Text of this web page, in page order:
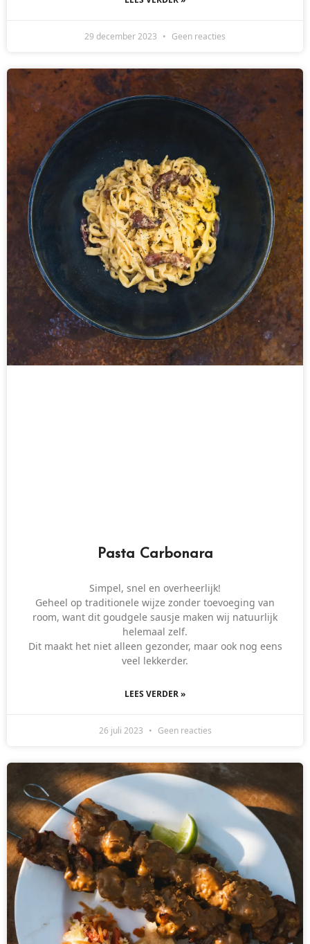
29 december 2023 Geen reacties
Pasta Carbonara
Simpel, snel en overheerlijk!
Geheel op traditionele wijze zonder toevoeging van
room, want dit goudgele sausje maken wij natuurlijk
helemaal zelf.
Dit maakt het niet alleen gezonder, maar ook nog eens
veel lekkerder.
LEES VERDER »
26 juli 2023 Geen reacties